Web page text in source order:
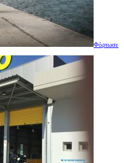
Φόρτωσε